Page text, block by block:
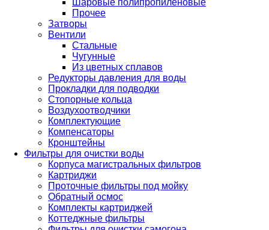
Прочее
Затворы
Вентили
Стальные
Чугунные
Из цветных сплавов
Редукторы давления для воды
Прокладки для подводки
Стопорные кольца
Воздухоотводчики
Комплектующие
Компенсаторы
Кронштейны
Фильтры для очистки воды
Корпуса магистральных фильтров
Картриджи
Проточные фильтры под мойку
Обратный осмос
Комплекты картриджей
Коттеджные фильтры